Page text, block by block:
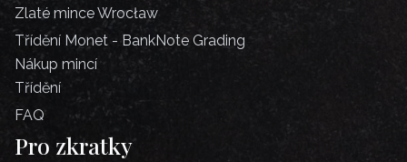
Zlaté mince Wrocław
Třídění Monet - BankNote Grading
Nákup mincí
Třídění
FAQ
Pro zkratky